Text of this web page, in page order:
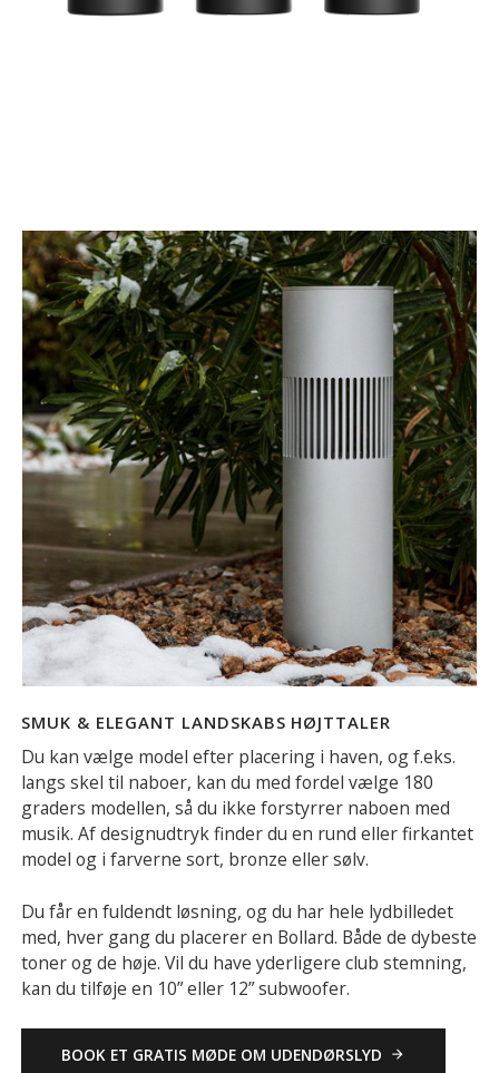
SMUK & ELEGANT LANDSKABS HØJTTALER
Du kan vælge model efter placering i haven, og f.eks.
langs skel til naboer, kan du med fordel vælge 180
graders modellen, så du ikke forstyrrer naboen med
musik. Af designudtryk finder du en rund eller firkantet
model og i farverne sort, bronze eller sølv.
Du får en fuldendt løsning, og du har hele lydbilledet
med, hver gang du placerer en Bollard. Både de dybeste
toner og de høje. Vil du have yderligere club stemning,
kan du tilføje en 10” eller 12” subwoofer.
BOOK ET GRATIS MØDE OM UDENDØRSLYD